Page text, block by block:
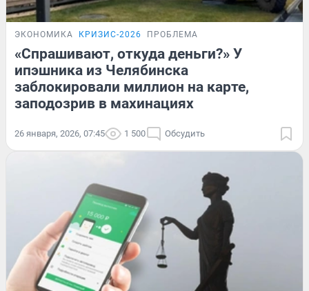
ЭКОНОМИКА КРИЗИС-2026 ПРОБЛЕМА
«Спрашивают, откуда деньги?» У
ипэшника из Челябинска
заблокировали миллион на карте,
заподозрив в махинациях
26 января, 2026, 07:45 1 500 Обсудить